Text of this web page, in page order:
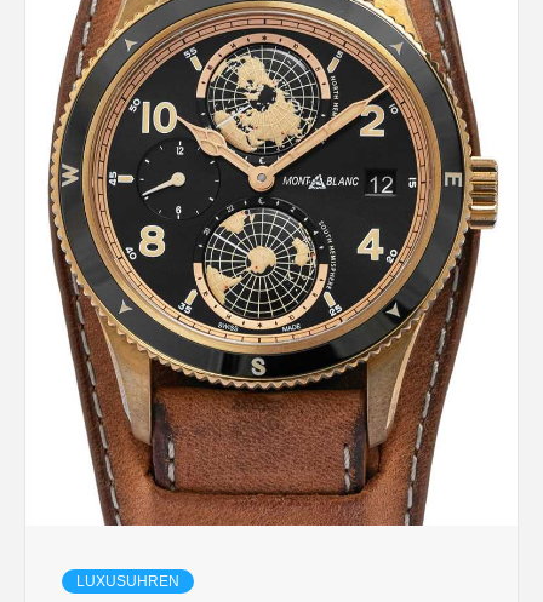
LUXUSUHREN